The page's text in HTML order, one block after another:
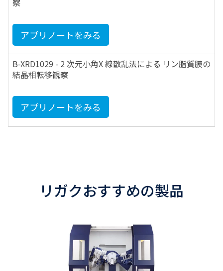
察
アプリノートをみる
B-XRD1029 - 2 次元小角X 線散乱法による リン脂質膜の
結晶相転移観察
アプリノートをみる
リガクおすすめの製品